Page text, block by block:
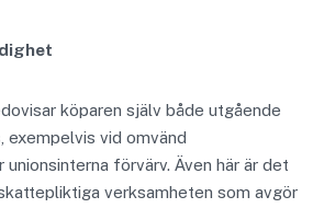
köparen själv både utgående
exempelvis vid omvänd
förvärv. Även här är det
verksamheten som avgör